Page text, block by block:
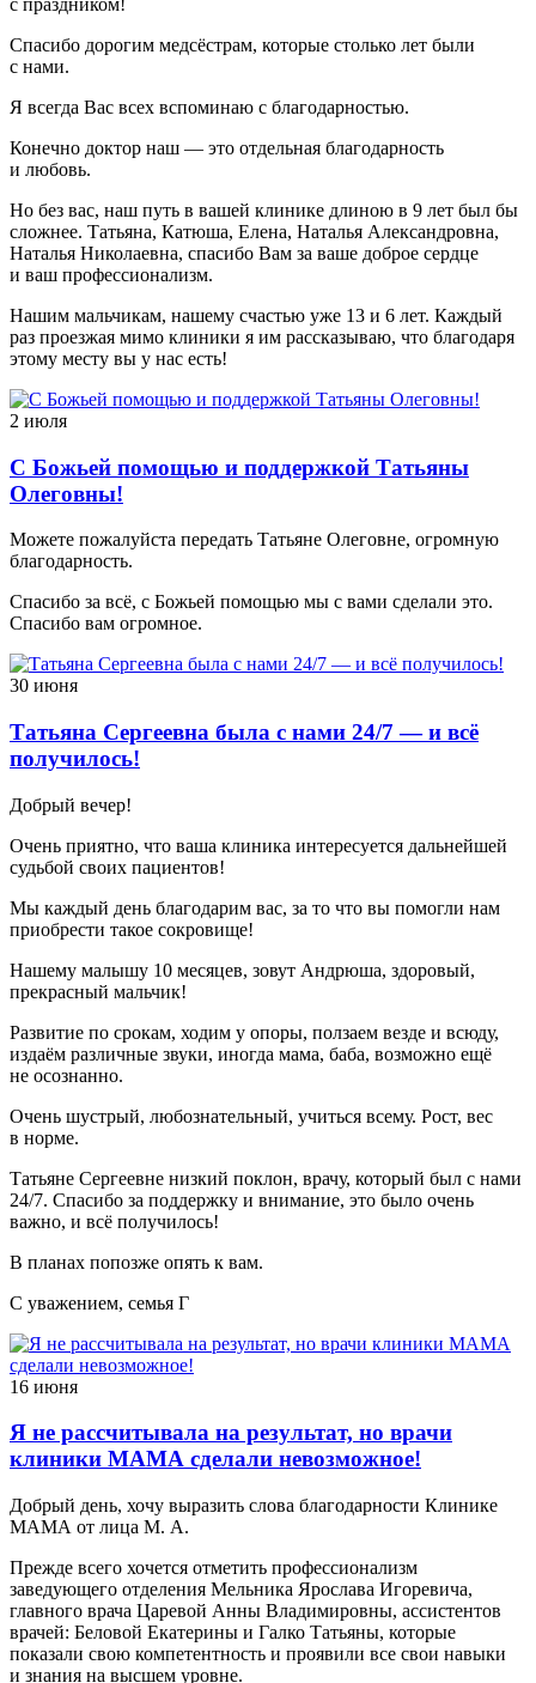
Спасибо дорогим медсёстрам, которые столько лет были
с нами.
Я всегда Вас всех вспоминаю с благодарностью.
Конечно доктор наш — это отдельная благодарность
и любовь.
Но без вас, наш путь в вашей клинике длиною в 9 лет был бы
сложнее. Татьяна, Катюша, Елена, Наталья Александровна,
Наталья Николаевна, спасибо Вам за ваше доброе сердце
и ваш профессионализм.
Нашим мальчикам, нашему счастью уже 13 и 6 лет. Каждый
раз проезжая мимо клиники я им рассказываю, что благодаря
этому месту вы у нас есть!
2 июля
С Божьей помощью и поддержкой Татьяны
Олеговны!
Можете пожалуйста передать Татьяне Олеговне, огромную
благодарность.
Спасибо за всё, с Божьей помощью мы с вами сделали это.
Спасибо вам огромное.
30 июня
Татьяна Сергеевна была с нами 24/7 — и всё
получилось!
Добрый вечер!
Очень приятно, что ваша клиника интересуется дальнейшей
судьбой своих пациентов!
Мы каждый день благодарим вас, за то что вы помогли нам
приобрести такое сокровище!
Нашему малышу 10 месяцев, зовут Андрюша, здоровый,
прекрасный мальчик!
Развитие по срокам, ходим у опоры, ползаем везде и всюду,
издаём различные звуки, иногда мама, баба, возможно ещё
не осознанно.
Очень шустрый, любознательный, учиться всему. Рост, вес
в норме.
Татьяне Сергеевне низкий поклон, врачу, который был с нами
24/7. Спасибо за поддержку и внимание, это было очень
важно, и всё получилось!
В планах попозже опять к вам.
С уважением, семья Г
16 июня
Я не рассчитывала на результат, но врачи
клиники МАМА сделали невозможное!
Добрый день, хочу выразить слова благодарности Клинике
МАМА от лица М. А.
Прежде всего хочется отметить профессионализм
заведующего отделения Мельника Ярослава Игоревича,
главного врача Царевой Анны Владимировны, ассистентов
врачей: Беловой Екатерины и Галко Татьяны, которые
показали свою компетентность и проявили все свои навыки
и знания на высшем уровне.